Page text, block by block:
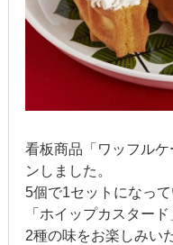
看板商品「ワッフル
ンしました。
5個で1セットになって
「ホイップカスター
2種の味をお楽しみい